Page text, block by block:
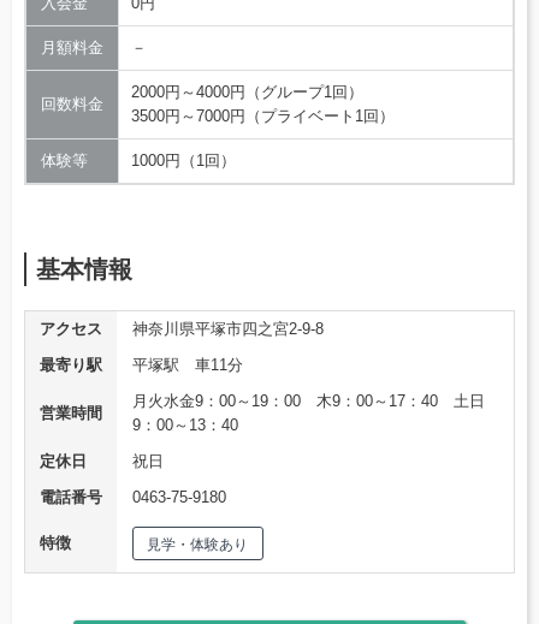
月額料金 －
回数料金
2000円～4000円（グループ1回）
3500円～7000円（プライベート1回）
体験等 1000円（1回）
基本情報
アクセス
神奈川県平塚市四之宮2-9-8
最寄り駅
平塚駅 車11分
営業時間
月火水金9：00～19：00 木9：00～17：40 土日
9：00～13：40
定休日
祝日
電話番号
0463-75-9180
特徴 見学・体験あり